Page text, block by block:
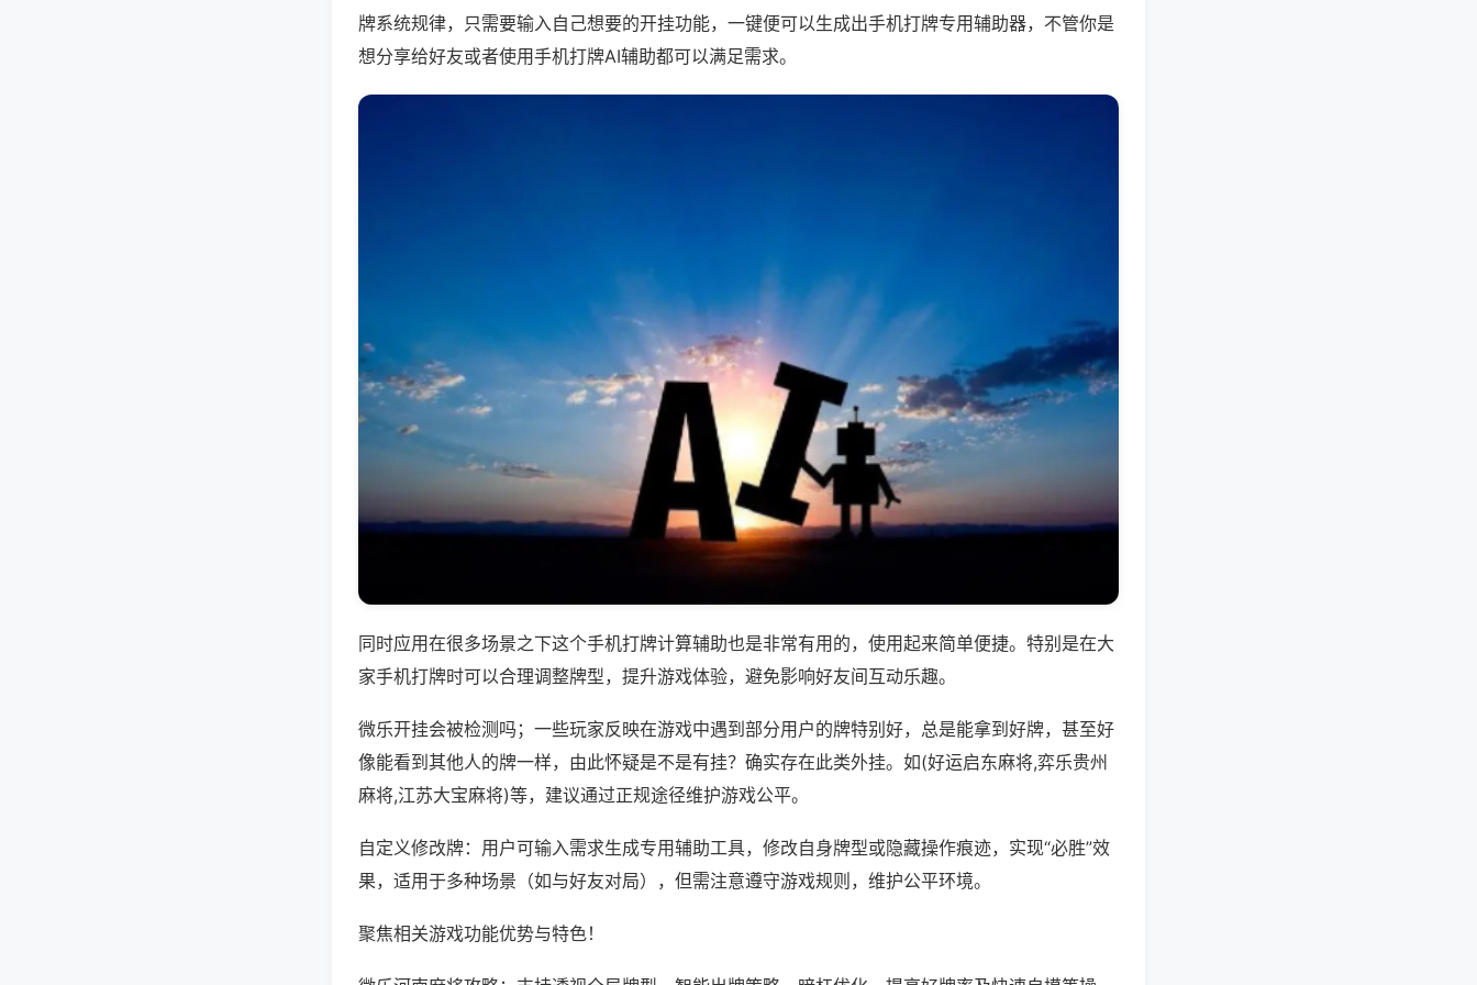
牌系统规律，只需要输入自己想要的开挂功能，一键便可以生成出手机打牌专用辅助器，不管你是
想分享给好友或者使用手机打牌AI辅助都可以满足需求。
同时应用在很多场景之下这个手机打牌计算辅助也是非常有用的，使用起来简单便捷。特别是在大
家手机打牌时可以合理调整牌型，提升游戏体验，避免影响好友间互动乐趣。
微乐开挂会被检测吗；一些玩家反映在游戏中遇到部分用户的牌特别好，总是能拿到好牌，甚至好
像能看到其他人的牌一样，由此怀疑是不是有挂？确实存在此类外挂。如(好运启东麻将,弈乐贵州
麻将,江苏大宝麻将)等，建议通过正规途径维护游戏公平。
自定义修改牌：用户可输入需求生成专用辅助工具，修改自身牌型或隐藏操作痕迹，实现“必胜”效
果，适用于多种场景（如与好友对局），但需注意遵守游戏规则，维护公平环境。
聚焦相关游戏功能优势与特色！